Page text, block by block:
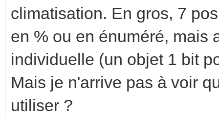
climatisation. En gros, 7
en % ou en énuméré, mais
individuelle (un objet 1 bit
Mais je n'arrive pas à voir
utiliser ?